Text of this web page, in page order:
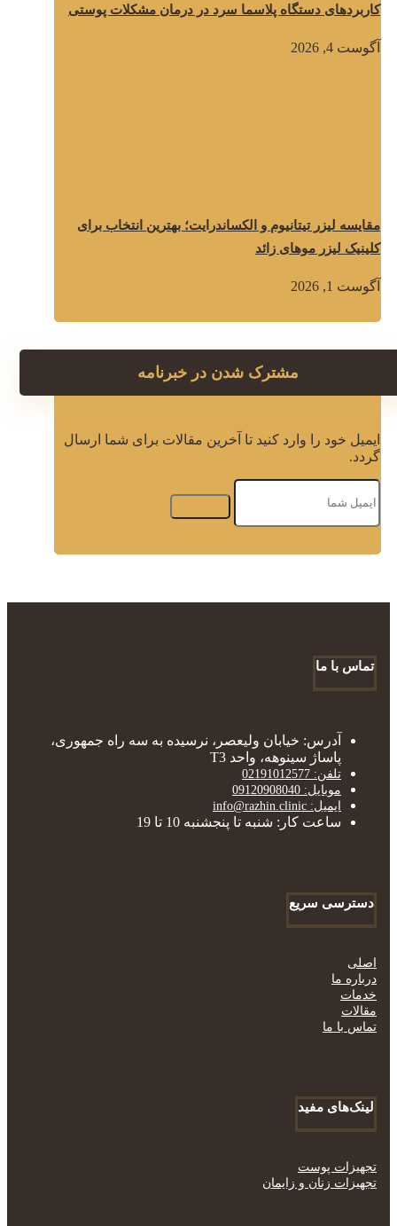
کاربردهای دستگاه پلاسما سرد در درمان مشکلات پوستی
آگوست 4, 2026
مقایسه لیزر تیتانیوم و الکساندرایت؛ بهترین انتخاب برای
کلینیک لیزر موهای زائد
آگوست 1, 2026
مشترک شدن در خبرنامه
ایمیل خود را وارد کنید تا آخرین مقالات برای شما ارسال
گردد.
تماس با ما
آدرس: خیابان ولیعصر، نرسیده به سه راه جمهوری،
پاساژ سینوهه، واحد T3
تلفن: 02191012577
موبایل: 09120908040
ایمیل: info@razhin.clinic
ساعت کار: شنبه تا پنجشنبه 10 تا 19
دسترسی سریع
اصلی
درباره ما
خدمات
مقالات
تماس با ما
لینک‌های مفید
تجهیزات پوست
تجهیزات زنان و زایمان